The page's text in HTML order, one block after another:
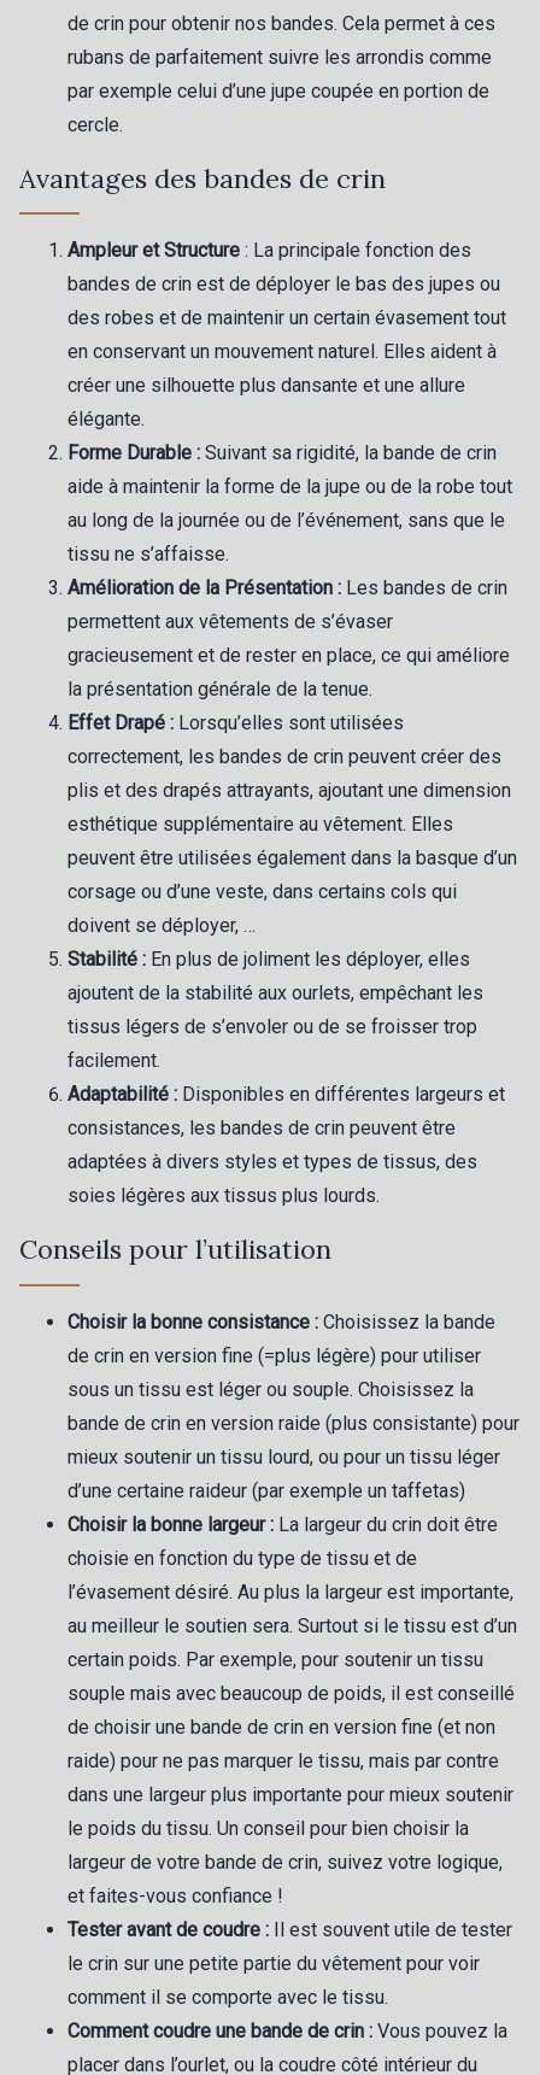
de crin pour obtenir nos bandes. Cela permet à ces
rubans de parfaitement suivre les arrondis comme
par exemple celui d’une jupe coupée en portion de
cercle.
Avantages des bandes de crin
Ampleur et Structure : La principale fonction des
bandes de crin est de déployer le bas des jupes ou
des robes et de maintenir un certain évasement tout
en conservant un mouvement naturel. Elles aident à
créer une silhouette plus dansante et une allure
élégante.
Forme Durable : Suivant sa rigidité, la bande de crin
aide à maintenir la forme de la jupe ou de la robe tout
au long de la journée ou de l’événement, sans que le
tissu ne s’affaisse.
Amélioration de la Présentation : Les bandes de crin
permettent aux vêtements de s’évaser
gracieusement et de rester en place, ce qui améliore
la présentation générale de la tenue.
Effet Drapé : Lorsqu’elles sont utilisées
correctement, les bandes de crin peuvent créer des
plis et des drapés attrayants, ajoutant une dimension
esthétique supplémentaire au vêtement. Elles
peuvent être utilisées également dans la basque d’un
corsage ou d’une veste, dans certains cols qui
doivent se déployer, …
Stabilité : En plus de joliment les déployer, elles
ajoutent de la stabilité aux ourlets, empêchant les
tissus légers de s’envoler ou de se froisser trop
facilement.
Adaptabilité : Disponibles en différentes largeurs et
consistances, les bandes de crin peuvent être
adaptées à divers styles et types de tissus, des
soies légères aux tissus plus lourds.
Conseils pour l’utilisation
Choisir la bonne consistance : Choisissez la bande
de crin en version fine (=plus légère) pour utiliser
sous un tissu est léger ou souple. Choisissez la
bande de crin en version raide (plus consistante) pour
mieux soutenir un tissu lourd, ou pour un tissu léger
d’une certaine raideur (par exemple un taffetas)
Choisir la bonne largeur : La largeur du crin doit être
choisie en fonction du type de tissu et de
l’évasement désiré. Au plus la largeur est importante,
au meilleur le soutien sera. Surtout si le tissu est d’un
certain poids. Par exemple, pour soutenir un tissu
souple mais avec beaucoup de poids, il est conseillé
de choisir une bande de crin en version fine (et non
raide) pour ne pas marquer le tissu, mais par contre
dans une largeur plus importante pour mieux soutenir
le poids du tissu. Un conseil pour bien choisir la
largeur de votre bande de crin, suivez votre logique,
et faites-vous confiance !
Tester avant de coudre : Il est souvent utile de tester
le crin sur une petite partie du vêtement pour voir
comment il se comporte avec le tissu.
Comment coudre une bande de crin : Vous pouvez la
placer dans l’ourlet, ou la coudre côté intérieur du
Is sewing your way to unwind?
Every week, receive a touch of inspiration, new
arrivals, and exclusive offers straight to your
Subscribe to the newsletter